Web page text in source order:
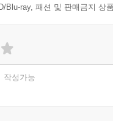
Blu-ray, 패션 및 판매금지 상
작성가능